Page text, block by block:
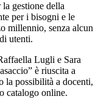
gestione della
per i bisogni e le
millennio, senza alcun
utenti.
Lugli e Sara
è riuscita a
la possibilità a docenti,
catalogo online.